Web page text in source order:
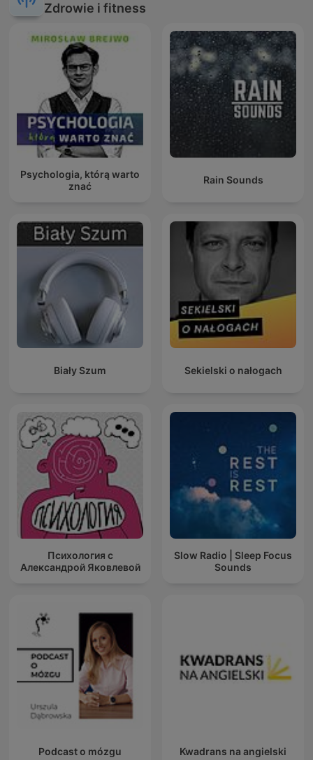
Zdrowie i fitness
Psychologia, którą warto
znać
Rain Sounds
Biały Szum Sekielski o nałogach
Психология с
Александрой Яковлевой
Slow Radio | Sleep Focus
Sounds
Podcast o mózgu Kwadrans na angielski